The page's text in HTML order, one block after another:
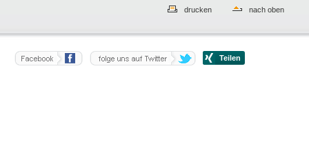
drucken nach oben